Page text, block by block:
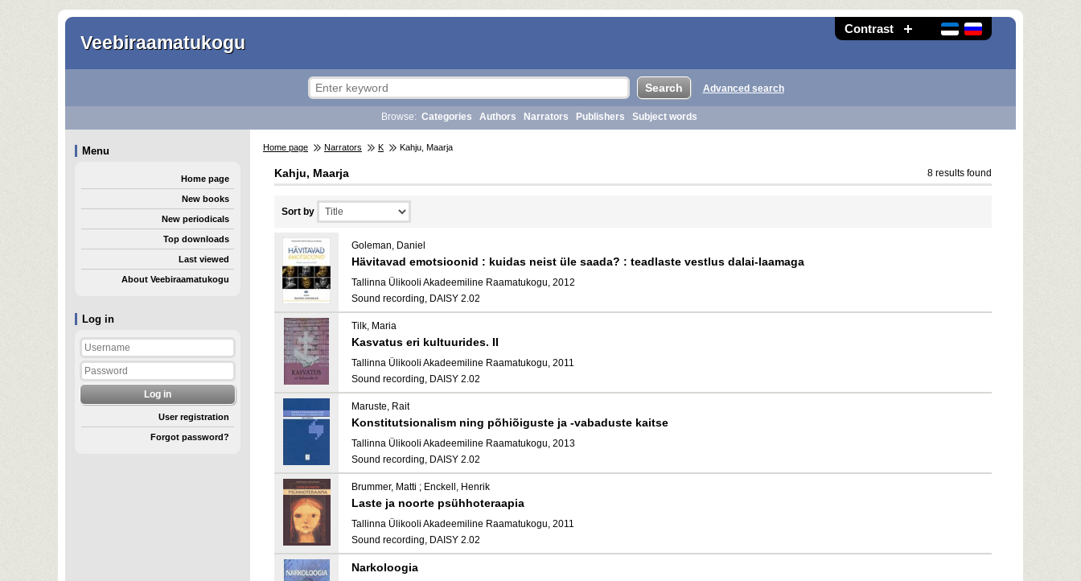
Contrast
Veebiraamatukogu
Log in
User registration
Forgot password?
Advanced search
Browse: Categories Authors Narrators Publishers Subject words
Menu
Home page
New books
New periodicals
Top downloads
Last viewed
About Veebiraamatukogu
Home page Narrators K Kahju, Maarja
Kahju, Maarja 8 results found
Sort by
Goleman, Daniel
Hävitavad emotsioonid : kuidas neist üle saada? : teadlaste vestlus dalai-laamaga
Tallinna Ülikooli Akadeemiline Raamatukogu, 2012
Sound recording, DAISY 2.02
Tilk, Maria
Kasvatus eri kultuurides. II
Tallinna Ülikooli Akadeemiline Raamatukogu, 2011
Sound recording, DAISY 2.02
Maruste, Rait
Konstitutsionalism ning põhiõiguste ja -vabaduste kaitse
Tallinna Ülikooli Akadeemiline Raamatukogu, 2013
Sound recording, DAISY 2.02
Brummer, Matti ; Enckell, Henrik
Laste ja noorte psühhoteraapia
Tallinna Ülikooli Akadeemiline Raamatukogu, 2011
Sound recording, DAISY 2.02
Narkoloogia